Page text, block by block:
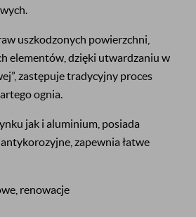
uszkodzonych powierzchni,
elementów, dzięki utwardzaniu w
zastępuje tradycyjny proces
ognia.
jak i aluminium, posiada
zapewnia łatwe
renowacje